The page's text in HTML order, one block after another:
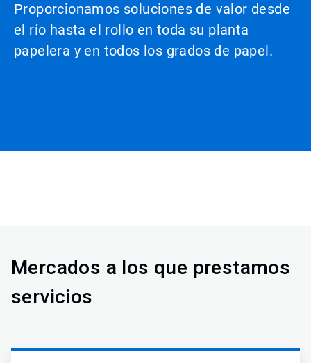
Proporcionamos soluciones de valor desde
el río hasta el rollo en toda su planta
papelera y en todos los grados de papel.
Mercados a los que prestamos
servicios